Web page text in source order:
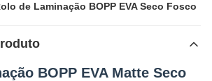
de Laminação BOPP EVA Seco Fosco
BOPP EVA Matte Seco